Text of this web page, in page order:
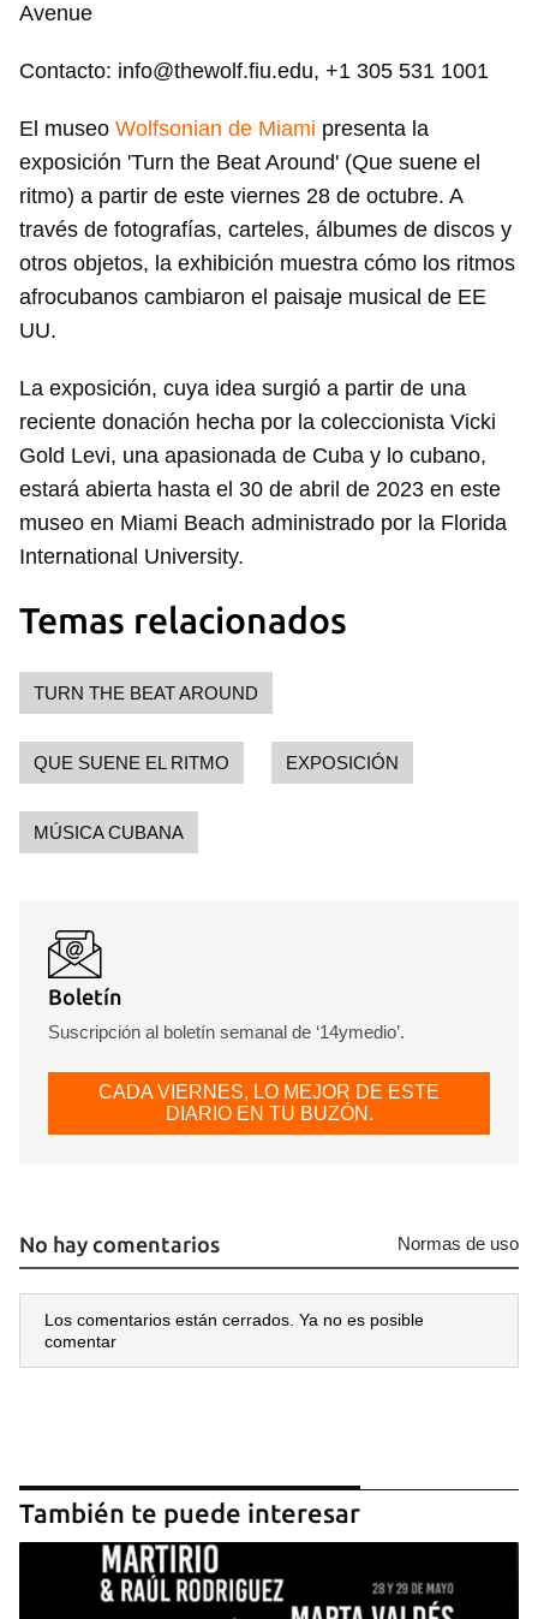
Guardar como favorito
Para poder guardar como favorito, primero has de
iniciar sesión con tu cuenta de 14ymedio.
Avenue
Contacto: info@thewolf.fiu.edu, +1 305 531 1001
El museo Wolfsonian de Miami presenta la
exposición 'Turn the Beat Around' (Que suene el
ritmo) a partir de este viernes 28 de octubre. A
través de fotografías, carteles, álbumes de discos y
otros objetos, la exhibición muestra cómo los ritmos
afrocubanos cambiaron el paisaje musical de EE
UU.
La exposición, cuya idea surgió a partir de una
reciente donación hecha por la coleccionista Vicki
Gold Levi, una apasionada de Cuba y lo cubano,
estará abierta hasta el 30 de abril de 2023 en este
museo en Miami Beach administrado por la Florida
International University.
Temas relacionados
TURN THE BEAT AROUND
QUE SUENE EL RITMO EXPOSICIÓN
MÚSICA CUBANA
Boletín
Suscripción al boletín semanal de ‘14ymedio’.
CADA VIERNES, LO MEJOR DE ESTE
DIARIO EN TU BUZÓN.
No hay comentarios Normas de uso
Los comentarios están cerrados. Ya no es posible
comentar
También te puede interesar